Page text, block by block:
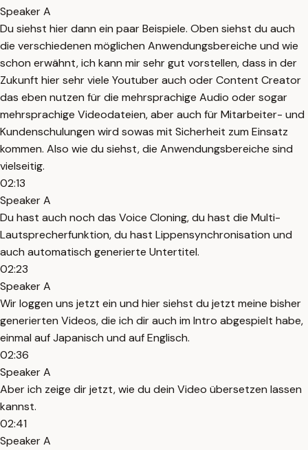
Speaker A
Du siehst hier dann ein paar Beispiele. Oben siehst du auch
die verschiedenen möglichen Anwendungsbereiche und wie
schon erwähnt, ich kann mir sehr gut vorstellen, dass in der
Zukunft hier sehr viele Youtuber auch oder Content Creator
das eben nutzen für die mehrsprachige Audio oder sogar
mehrsprachige Videodateien, aber auch für Mitarbeiter- und
Kundenschulungen wird sowas mit Sicherheit zum Einsatz
kommen. Also wie du siehst, die Anwendungsbereiche sind
vielseitig.
02:13
Speaker A
Du hast auch noch das Voice Cloning, du hast die Multi-
Lautsprecherfunktion, du hast Lippensynchronisation und
auch automatisch generierte Untertitel.
02:23
Speaker A
Wir loggen uns jetzt ein und hier siehst du jetzt meine bisher
generierten Videos, die ich dir auch im Intro abgespielt habe,
einmal auf Japanisch und auf Englisch.
02:36
Speaker A
Aber ich zeige dir jetzt, wie du dein Video übersetzen lassen
kannst.
02:41
Speaker A